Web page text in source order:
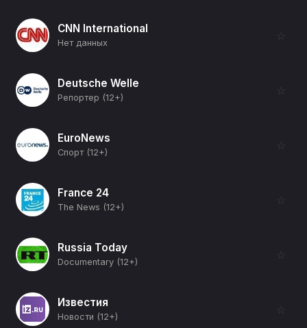
CNN International
Нет данных
☆
Deutsche Welle
Репортер (12+)
☆
EuroNews
Спорт (12+)
☆
France 24
The News (12+)
☆
Russia Today
Documentary (12+)
☆
Известия
Новости (12+)
☆